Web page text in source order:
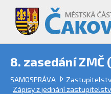
8. zasedání ZMČ
SAMOSPRÁVA
Zápisy z jednání